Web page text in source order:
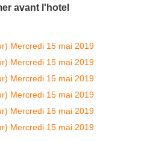
avant l'hotel